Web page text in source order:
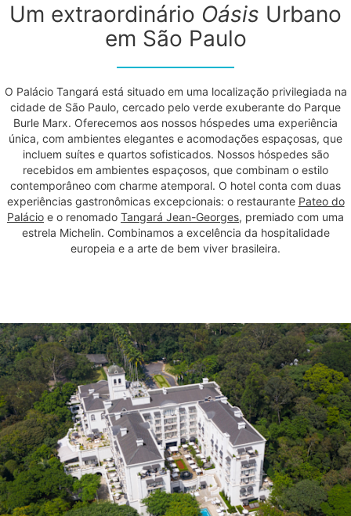
Um extraordinário Oásis Urbano
em São Paulo
O Palácio Tangará está situado em uma localização privilegiada na
cidade de São Paulo, cercado pelo verde exuberante do Parque
Burle Marx. Oferecemos aos nossos hóspedes uma experiência
única, com ambientes elegantes e acomodações espaçosas, que
incluem suítes e quartos sofisticados. Nossos hóspedes são
recebidos em ambientes espaçosos, que combinam o estilo
contemporâneo com charme atemporal. O hotel conta com duas
experiências gastronômicas excepcionais: o restaurante Pateo do
Palácio e o renomado Tangará Jean-Georges, premiado com uma
estrela Michelin. Combinamos a excelência da hospitalidade
europeia e a arte de bem viver brasileira.